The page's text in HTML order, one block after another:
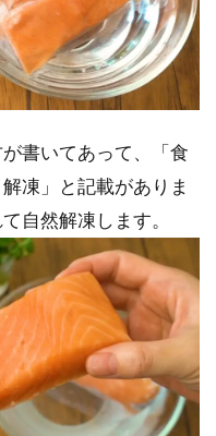
書いてあって、「食
凍」と記載がありま
自然解凍します。